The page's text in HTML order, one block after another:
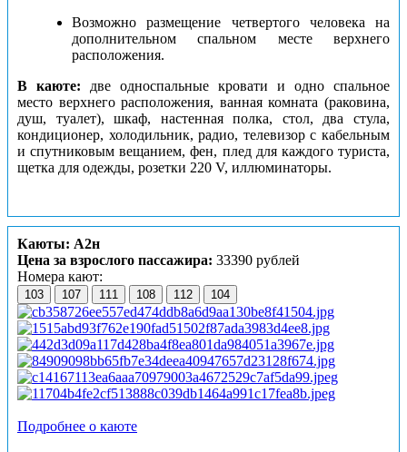
Возможно размещение четвертого человека на
дополнительном спальном месте верхнего
расположения.
В каюте: две односпальные кровати и одно спальное
место верхнего расположения, ванная комната (раковина,
душ, туалет), шкаф, настенная полка, стол, два стула,
кондиционер, холодильник, радио, телевизор с кабельным
и спутниковым вещанием, фен, плед для каждого туриста,
щетка для одежды, розетки 220 V, иллюминаторы.
Каюты: А2н
Цена за взрослого пассажира: 33390 рублей
Номера кают:
103 107 111 108 112 104
Подробнее о каюте